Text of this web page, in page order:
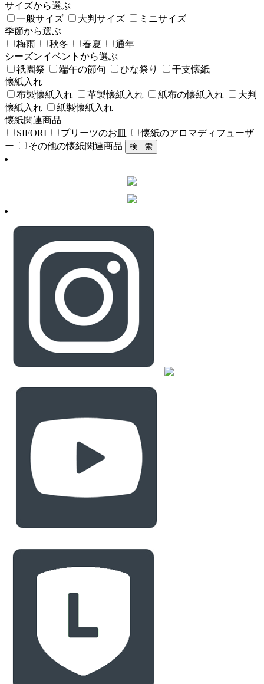
サイズから選ぶ
一般サイズ
大判サイズ
ミニサイズ
季節から選ぶ
梅雨
秋冬 春夏
通年
シーズンイベントから選ぶ
祇園祭
端午の節句 ひな祭り
干支懐紙
懐紙入れ
布製懐紙入れ
革製懐紙入れ 紙布の懐紙入れ
大判
懐紙入れ
紙製懐紙入れ
懐紙関連商品
SIFORI
プリーツのお皿
懐紙のアロマディフューザ
ー
その他の懐紙関連商品